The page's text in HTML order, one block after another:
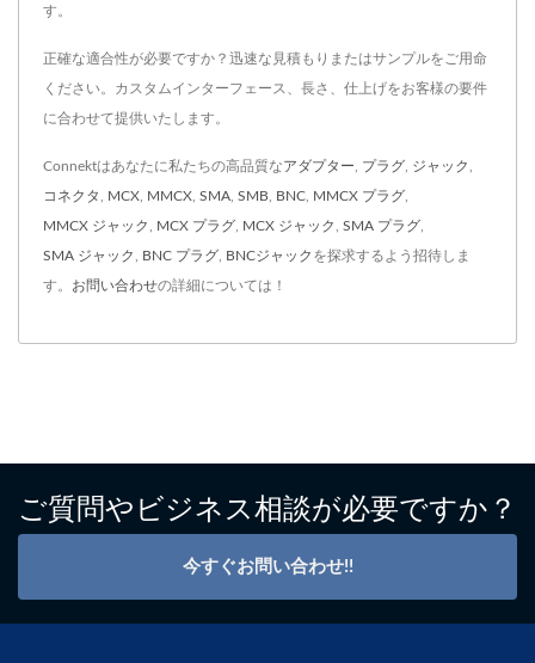
す。
正確な適合性が必要ですか？迅速な見積もりまたはサンプルをご用命
ください。カスタムインターフェース、長さ、仕上げをお客様の要件
に合わせて提供いたします。
Connektはあなたに私たちの高品質なアダプター, プラグ, ジャック ,
コネクタ , MCX, MMCX, SMA, SMB, BNC, MMCX プラグ,
MMCX ジャック , MCX プラグ, MCX ジャック , SMA プラグ,
SMA ジャック , BNC プラグ, BNCジャック を探求するよう招待しま
す。 お問い合わせの詳細については！
ご質問やビジネス相談が必要ですか？
今すぐお問い合わせ!!